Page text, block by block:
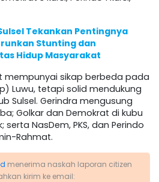
Tekankan Pentingnya
Stunting dan
Hidup Masyarakat
mempunyai sikap berbeda pada
Luwu, tetapi solid mendukung
Sulsel. Gerindra mengusung
Golkar dan Demokrat di kubu
NasDem, PKS, dan Perindo
Rahmat.
menerima naskah laporan citizen
kirim ke email: